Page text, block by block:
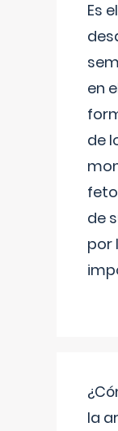
Es
en
de
de
por
la